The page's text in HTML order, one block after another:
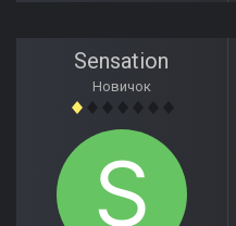
Sensation
Новичок